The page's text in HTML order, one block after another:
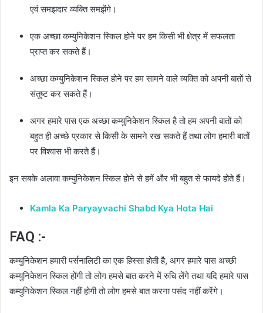
एवं समझदार व्यक्ति समझेंगे।
एक अच्छा कम्युनिकेशन स्किल होने पर हम किसी भी क्षेत्र में सफलता
प्राप्त कर सकते हैं।
अच्छा कम्युनिकेशन स्किल होने पर हम सामने वाले व्यक्ति को अपनी बातों से
संतुष्ट कर सकते हैं।
अगर हमारे पास एक अच्छा कम्युनिकेशन स्किल है तो हम अपनी बातों को
बहुत ही अच्छे प्रकार से किसी के सामने रख सकते हैं तथा लोग हमारी बातों
पर विश्वास भी करते हैं।
इन सबके अलावा कम्युनिकेशन स्किल होने से हमें और भी बहुत से फायदे होते हैं।
Kamla Ka Paryayvachi Shabd Kya Hota Hai
FAQ :-
कम्युनिकेशन हमारी पर्सनालिटी का एक हिस्सा होती है, अगर हमारे पास अच्छी
कम्युनिकेशन स्किल होंगी तो लोग हमसे बात करने में रुचि लेंगे तथा यदि हमारे पास
कम्युनिकेशन स्किल नहीं होगी तो लोग हमसे बात करना पसंद नहीं करेंगे।